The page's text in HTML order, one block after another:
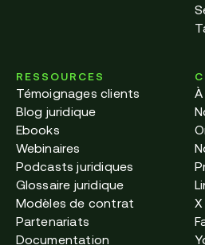
RESSOURCES
Témoignages clients
Blog juridique
Ebooks
Webinaires
Podcasts juridiques
Glossaire juridique
Modèles de contrat
Partenariats
Documentation